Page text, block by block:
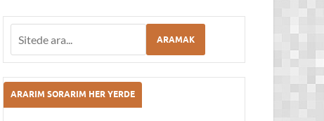
ARAMAK
ARARIM SORARIM HER YERDE